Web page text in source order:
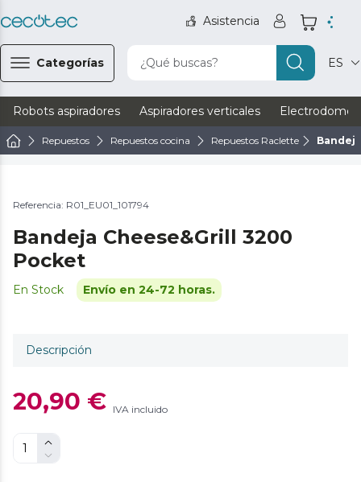
Asistencia
Categorías ¿Qué buscas? ES
Robots aspiradores Aspiradores verticales
Repuestos Repuestos cocina Repuestos Raclette
Referencia: R01_EU01_101794
Bandeja Cheese&Grill 3200
Pocket
En Stock Envío en 24-72 horas.
Descripción
20,90 € IVA incluido